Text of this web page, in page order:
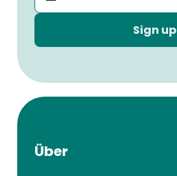
Sign up
Über